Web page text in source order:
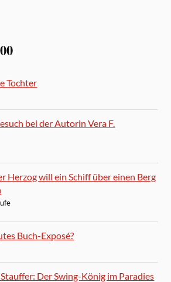
Tochter
bei der Autorin Vera F.
Herzog will ein Schiff über einen Berg
Buch-Exposé?
Der Swing-König im Paradies